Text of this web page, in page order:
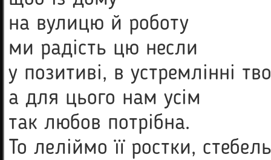
на вулицю й роботу
ми радість цю несли
у позитиві, в устремлінні
а для цього нам усім
так любов потрібна.
То леліймо її ростки,